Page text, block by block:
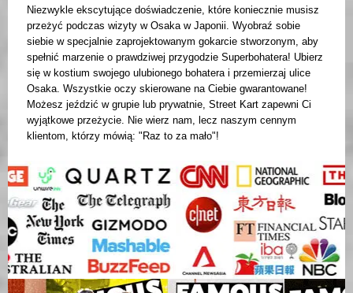
Niezwykle ekscytujące doświadczenie, które koniecznie musisz
przeżyć podczas wizyty w Osaka w Japonii. Wyobraź sobie
siebie w specjalnie zaprojektowanym gokarcie stworzonym, aby
spełnić marzenie o prawdziwej przygodzie Superbohatera! Ubierz
się w kostium swojego ulubionego bohatera i przemierzaj ulice
Osaka. Wszystkie oczy skierowane na Ciebie gwarantowane!
Możesz jeździć w grupie lub prywatnie, Street Kart zapewni Ci
wyjątkowe przeżycie. Nie wierz nam, lecz naszym cennym
klientom, którzy mówią: "Raz to za mało"!